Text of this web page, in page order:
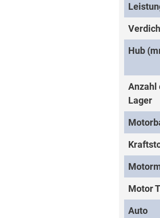
Hub
Anzahl
Lager
Motor
Auto